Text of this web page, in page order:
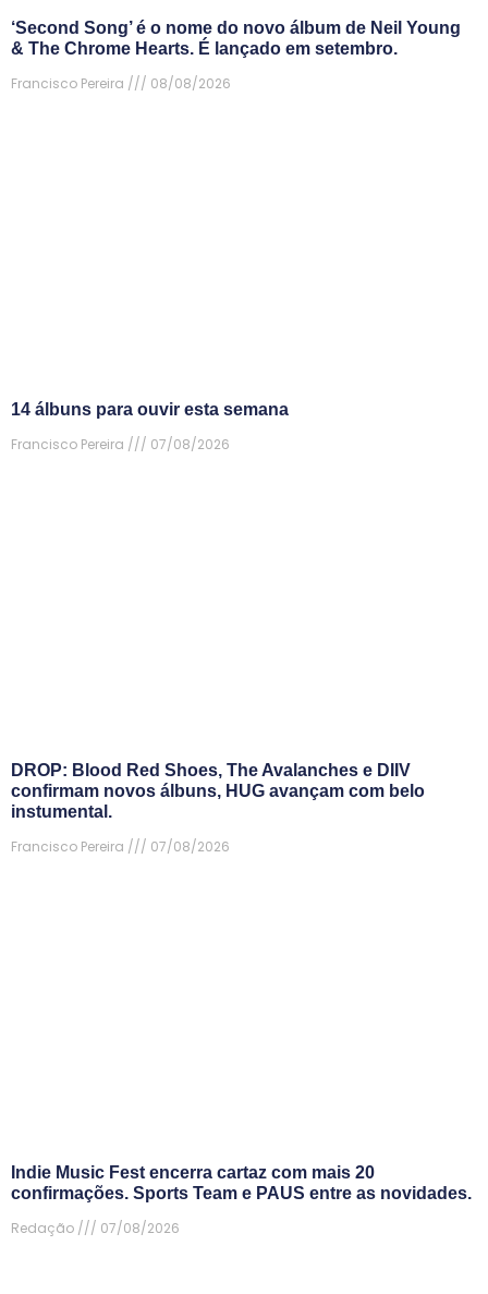
‘Second Song’ é o nome do novo álbum de Neil Young
& The Chrome Hearts. É lançado em setembro.
Francisco Pereira
08/08/2026
14 álbuns para ouvir esta semana
Francisco Pereira
07/08/2026
DROP: Blood Red Shoes, The Avalanches e DIIV
confirmam novos álbuns, HUG avançam com belo
instumental.
Francisco Pereira
07/08/2026
Indie Music Fest encerra cartaz com mais 20
confirmações. Sports Team e PAUS entre as novidades.
Redação
07/08/2026